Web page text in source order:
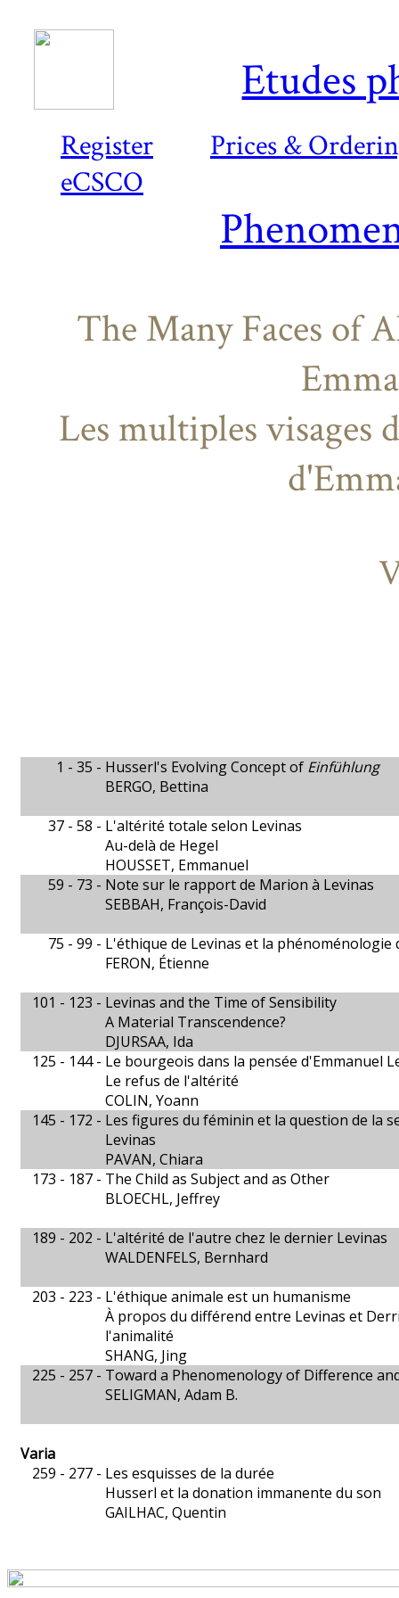
Register
Prices &
eCSCO
Etudes
The Many Faces of
Les multiples
1 - 35 - Husserl's Evolving Concept of Einfühlung
BERGO, Bettina
37 - 58 - L'altérité totale selon Levinas
Au-delà de Hegel
HOUSSET, Emmanuel
59 - 73 - Note sur le rapport de Marion à Levinas
SEBBAH, François-David
75 - 99 - L'éthique de Levinas et la phénoménologie
FERON, Étienne
101 - 123 - Levinas and the Time of Sensibility
A Material Transcendence?
DJURSAA, Ida
125 - 144 - Le bourgeois dans la pensée d'Emmanuel
Le refus de l'altérité
COLIN, Yoann
145 - 172 - Les figures du féminin et la question de la
Levinas
PAVAN, Chiara
173 - 187 - The Child as Subject and as Other
BLOECHL, Jeffrey
189 - 202 - L'altérité de l'autre chez le dernier Levinas
WALDENFELS, Bernhard
203 - 223 - L'éthique animale est un humanisme
À propos du différend entre Levinas et
l'animalité
SHANG, Jing
225 - 257 - Toward a Phenomenology of Difference
SELIGMAN, Adam B.
Varia
259 - 277 - Les esquisses de la durée
Husserl et la donation immanente du son
GAILHAC, Quentin